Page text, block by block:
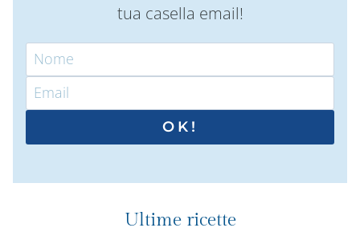
tua casella email!
OK!
Ultime ricette